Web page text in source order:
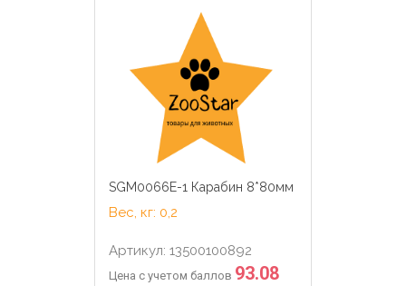
SGM0066E-1 Карабин 8*80мм
Вес, кг: 0,2
Артикул: 13500100892
Цена с учетом баллов 93.08